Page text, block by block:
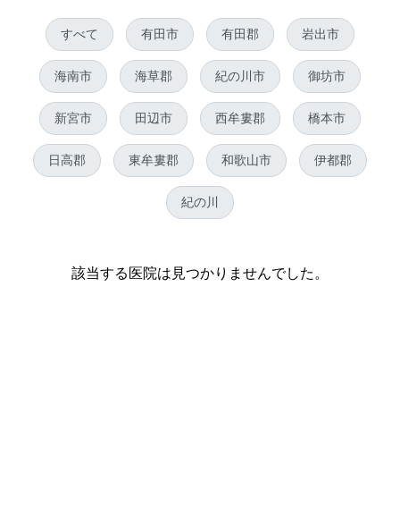
すべて 有田市 有田郡 岩出市
海南市 海草郡 紀の川市 御坊市
新宮市 田辺市 西牟婁郡 橋本市
日高郡 東牟婁郡 和歌山市 伊都郡
紀の川
該当する医院は見つかりませんでした。